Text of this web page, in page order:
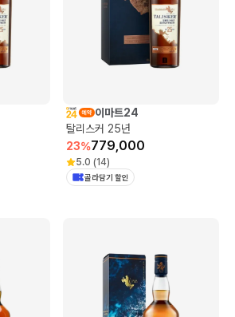
이마트24
탈리스커 25년
23%779,000
5.0 (14)
골라담기 할인